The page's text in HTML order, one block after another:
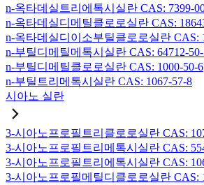
n-옥타데실트리에톡시실란 CAS: 7399-
n-옥타데실디메틸클로로실란 CAS:
n-옥타데실디이소부틸클로로실란 CAS:
n-부틸디메틸메톡시실란 CAS: 64712-50-
n-부틸디메틸클로로실란 CAS: 1000-50-6
n-부틸트리메톡시실란 CAS: 1067-57-8
시아노 실란
3-시아노프로필트리클로로실란 CAS:
3-시아노프로필트리메톡시실란 CAS:
3-시아노프로필트리에톡시실란 CAS:
3-시아노프로필메틸디클로로실란 CAS: